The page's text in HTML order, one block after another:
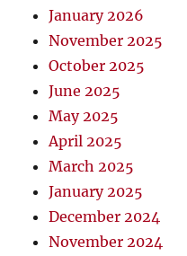
January 2026
November 2025
October 2025
June 2025
May 2025
April 2025
March 2025
January 2025
December 2024
November 2024